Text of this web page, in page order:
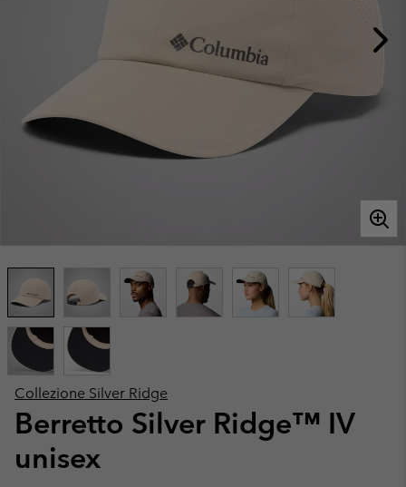
Collezione Silver Ridge
Berretto Silver Ridge™ IV
unisex